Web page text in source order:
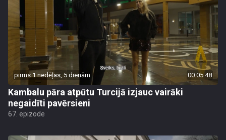
pirms 1 nedēļas, 5 dienām 00:05:48
Kambalu pāra atpūtu Turcijā izjauc vairāki
negaidīti pavērsieni
67. epizode